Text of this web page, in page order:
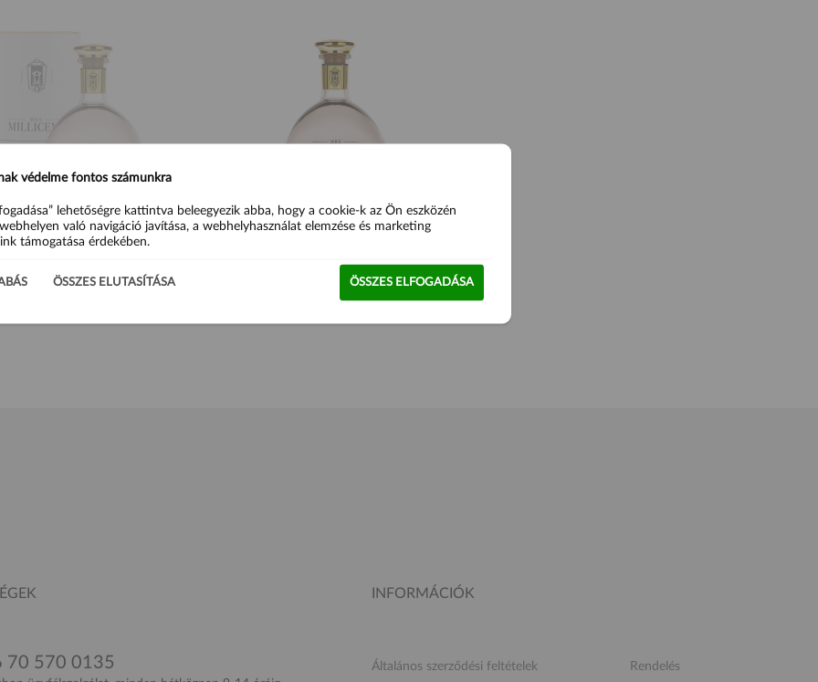
NINCS KÉSZLETEN
Gin díszdobozban 700ml
18 500 Ft
70 570 0135
INFORMÁCIÓK
Általános szerződési feltételek Rendelés
védelme fontos számunkra
lehetőségre kattintva beleegyezik abba, hogy a cookie-k az Ön eszközén
való navigáció javítása, a webhelyhasználat elemzése és marketing
támogatása érdekében.
ÖSSZES ELUTASÍTÁSA ÖSSZES ELFOGADÁSA